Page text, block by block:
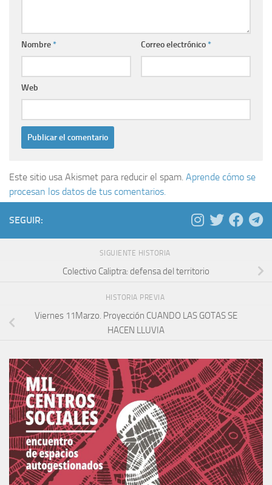
Nombre* Correo electrónico*
Web
Este sitio usa Akismet para reducir el spam. Aprende cómo se
procesan los datos de tus comentarios.
SEGUIR:
SIGUIENTE HISTORIA
Colectivo Caliptra: defensa del territorio
HISTORIA PREVIA
Viernes 11Marzo. Proyección CUANDO LAS GOTAS SE
HACEN LLUVIA